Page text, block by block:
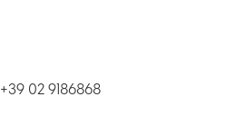
+39 02 9186868